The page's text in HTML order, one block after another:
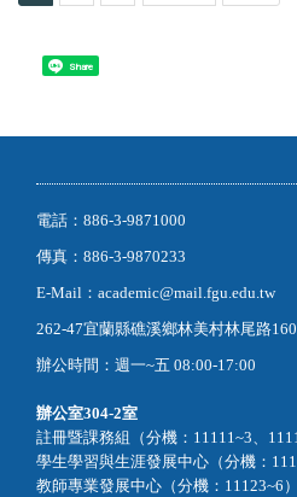
Share
電話：886-3-9871000
傳真：886-3-9870233
E-Mail：academic@mail.fgu.edu.tw
262-47宜蘭縣礁溪鄉林美村林尾路
辦公時間：週一~五 08:00-17:00
辦公室304-2室
註冊暨課務組（分機：11111~3、
學生學習與生涯發展中心（分機：
教師專業發展中心（分機：11123~6）